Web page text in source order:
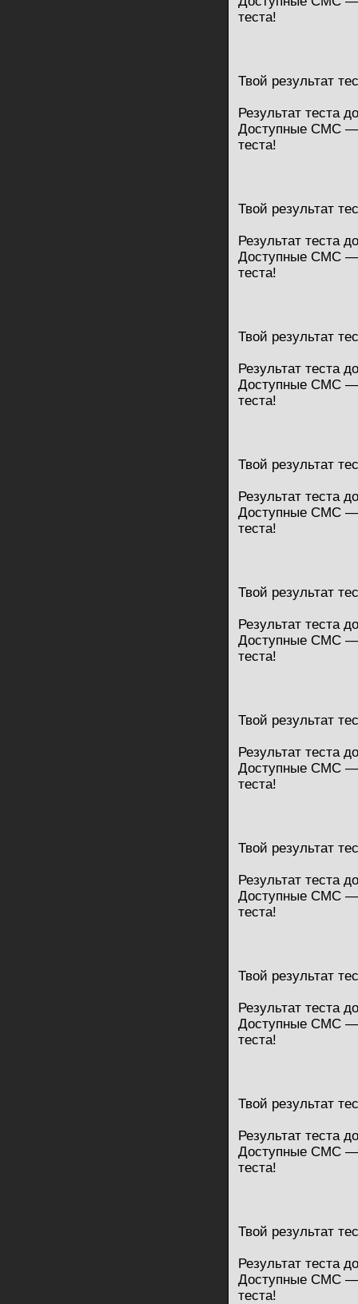
теста!
Твой результат
Результат теста
Доступные СМС —
теста!
Твой результат
Результат теста
Доступные СМС —
теста!
Твой результат
Результат теста
Доступные СМС —
теста!
Твой результат
Результат теста
Доступные СМС —
теста!
Твой результат
Результат теста
Доступные СМС —
теста!
Твой результат
Результат теста
Доступные СМС —
теста!
Твой результат
Результат теста
Доступные СМС —
теста!
Твой результат
Результат теста
Доступные СМС —
теста!
Твой результат
Результат теста
Доступные СМС —
теста!
Твой результат
Результат теста
Доступные СМС —
теста!